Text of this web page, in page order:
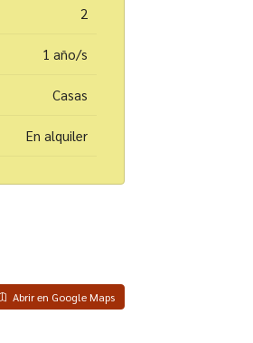
2
1 año/s
Casas
En alquiler
Abrir en Google Maps